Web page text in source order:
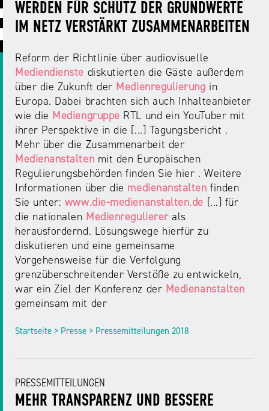
Europa
in
der
Medienregulierung
Audio
Desinformation
Medienvielfalt
am
Standort
NRW
Werbung
Growth
Day
Laut-
und-
Klar-
Festival
Medienkarriere
NRW
Medienscouts
Convention
Medienversammlung
Preis
für
mediale
Partizipation
gegen
Desinformation
Tecks
Juuuport
NRWision
FLIMMO
Förderungen
Ausschreibungen
Datenschutzaufsicht
Rechtsgrundlagen
Berichte
Die
Medienkommission
Kontakt
&
Anfahrt
WERDEN FÜR SCHUTZ DER GRUNDWERTE
IM NETZ VERSTÄRKT ZUSAMMENARBEITEN
Reform der Richtlinie über audiovisuelle
Mediendienste diskutierten die Gäste außerdem
über die Zukunft der Medienregulierung in
Europa. Dabei brachten sich auch Inhalteanbieter
wie die Mediengruppe RTL und ein YouTuber mit
ihrer Perspektive in die [...] Tagungsbericht .
Mehr über die Zusammenarbeit der
Medienanstalten mit den Europäischen
Regulierungsbehörden finden Sie hier . Weitere
Informationen über die medienanstalten finden
Sie unter: www.die-medienanstalten.de [...] für
die nationalen Medienreguliererals
herausfordernd. Lösungswege hierfür zu
diskutieren und eine gemeinsame
Vorgehensweise für die Verfolgung
grenzüberschreitender Verstöße zu entwickeln,
war ein Ziel der Konferenz der Medienanstalten
gemeinsam mit der
Startseite > Presse > Pressemitteilungen 2018
PRESSEMITTEILUNGEN
MEHR TRANSPARENZ UND BESSERE